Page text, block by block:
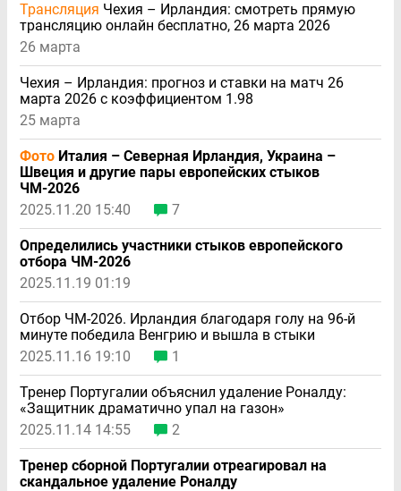
Трансляция Чехия – Ирландия: смотреть прямую
трансляцию онлайн бесплатно, 26 марта 2026
26 марта
Чехия – Ирландия: прогноз и ставки на матч 26
марта 2026 с коэффициентом 1.98
25 марта
Фото Италия – Северная Ирландия, Украина –
Швеция и другие пары европейских стыков
ЧМ-2026
2025.11.20 15:40
7
Определились участники стыков европейского
отбора ЧМ-2026
2025.11.19 01:19
Отбор ЧМ-2026. Ирландия благодаря голу на 96-й
минуте победила Венгрию и вышла в стыки
2025.11.16 19:10
1
Тренер Португалии объяснил удаление Роналду:
«Защитник драматично упал на газон»
2025.11.14 14:55
2
Тренер сборной Португалии отреагировал на
скандальное удаление Роналду